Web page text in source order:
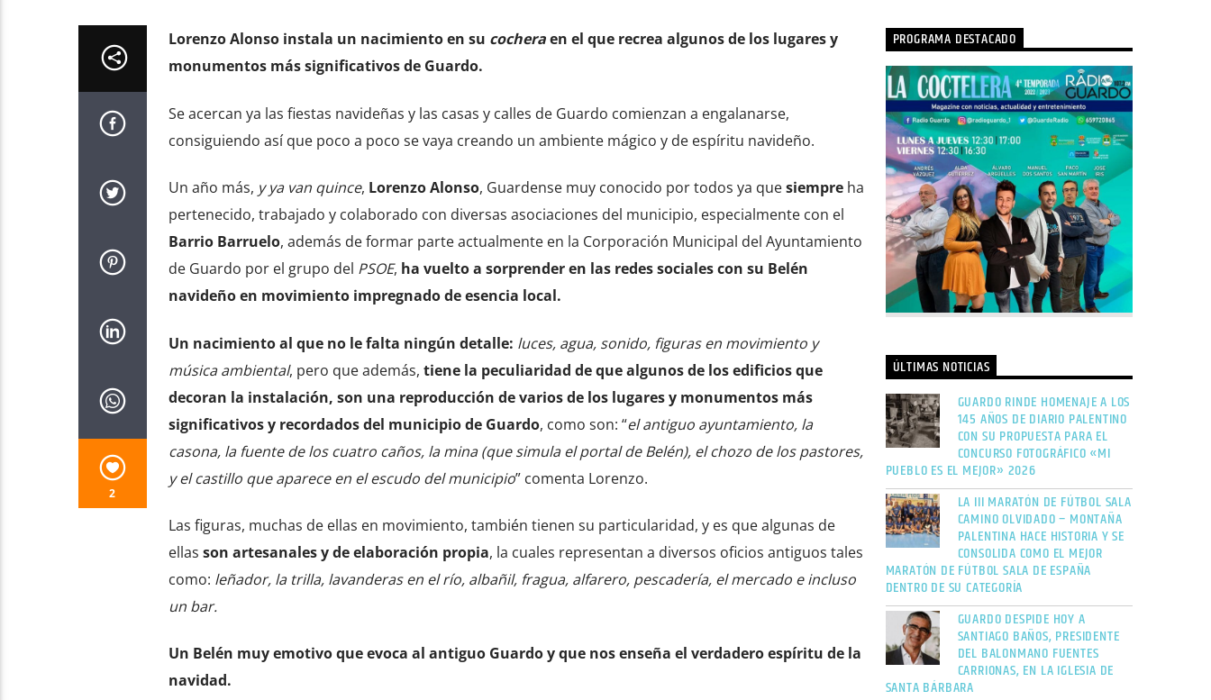
2
Lorenzo Alonso instala un nacimiento en su cocheraen el que recrea algunos de los lugares y
monumentos más significativos de Guardo.
Se acercan ya las fiestas navideñas y las casas y calles de Guardo comienzan a engalanarse,
consiguiendo así que poco a poco se vaya creando un ambiente mágico y de espíritu navideño.
Un año más, y ya van quince, Lorenzo Alonso, Guardense muy conocido por todos ya quesiempreha
pertenecido, trabajado y colaborado con diversas asociaciones del municipio, especialmente con el
Barrio Barruelo, además de formar parte actualmente en la Corporación Municipal del Ayuntamiento
de Guardo por el grupo del PSOE, ha vuelto a sorprender en las redes sociales con su Belén
navideño en movimiento impregnado de esencia local.
Un nacimiento al que no le falta ningún detalle: luces, agua, sonido, figuras en movimiento y
música ambiental, pero que además, tiene la peculiaridad de que algunos de los edificios que
decoran la instalación, son una reproducción de varios de los lugares y monumentos más
significativos y recordados del municipio de Guardo, como son: “el antiguo ayuntamiento, la
casona, la fuente de los cuatro caños, la mina (que simula el portal de Belén), el chozo de los pastores,
y el castillo que aparece en el escudo del municipio” comenta Lorenzo.
Las figuras, muchas de ellas en movimiento, también tienen su particularidad, y es que algunas de
ellas son artesanales y de elaboración propia, la cuales representan a diversos oficios antiguos tales
como: leñador, la trilla, lavanderas en el río, albañil, fragua, alfarero, pescadería, el mercado e incluso
un bar.
Un Belén muy emotivo que evoca al antiguo Guardo y que nos enseña el verdadero espíritu de la
navidad.
PROGRAMA DESTACADO
ÚLTIMAS NOTICIAS
GUARDO RINDE HOMENAJE A LOS
145 AÑOS DE DIARIO PALENTINO
CON SU PROPUESTA PARA EL
CONCURSO FOTOGRÁFICO «MI
PUEBLO ES EL MEJOR» 2026
LA III MARATÓN DE FÚTBOL SALA
CAMINO OLVIDADO – MONTAÑA
PALENTINA HACE HISTORIA Y SE
CONSOLIDA COMO EL MEJOR
MARATÓN DE FÚTBOL SALA DE ESPAÑA
DENTRO DE SU CATEGORÍA
GUARDO DESPIDE HOY A
SANTIAGO BAÑOS, PRESIDENTE
DEL BALONMANO FUENTES
CARRIONAS, EN LA IGLESIA DE
SANTA BÁRBARA